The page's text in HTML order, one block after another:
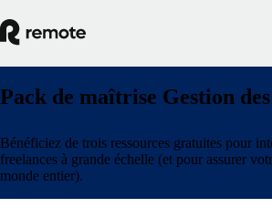
Pack de maîtrise Gestion
Bénéficiez de trois ressources gratuites pour
freelances à grande échelle (et pour assurer
monde entier).